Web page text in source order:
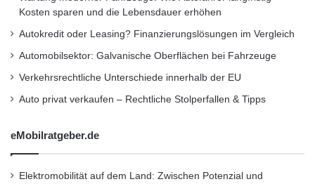
Kosten sparen und die Lebensdauer erhöhen
Autokredit oder Leasing? Finanzierungslösungen im Vergleich
Automobilsektor: Galvanische Oberflächen bei Fahrzeuge
Verkehrsrechtliche Unterschiede innerhalb der EU
Auto privat verkaufen – Rechtliche Stolperfallen & Tipps
eMobilratgeber.de
Elektromobilität auf dem Land: Zwischen Potenzial und